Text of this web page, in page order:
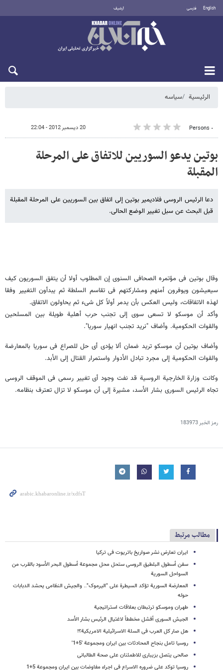
English فارسی أرشيف
الرئيسية سیاسه
٠ Persons 20 ديسمبر 2012 - 22:04
بوتین یدعو السوریین للاتفاق على المرحلة
المقبلة
دعا الرئیس الروسی فلادیمیر بوتین إلى اتفاق بین السوریین على المرحلة المقبلة
قبل البحث عن سبل تغییر الوضع الحالی.
وقال بوتین فی مؤتمره الصحافی السنوی إن المطلوب أولا أن یتفق السوریون کیف
سیعیشون ویوفرون أمنهم ومشارکتهم فی تقاسم السلطة ثم یبدأون التغییر وفقا
لهذه الاتفاقات، ولیس العکس بأن یدمر أولاً کل شیء ثم یحاولون الاتفاق.
وأکد أن موسکو لا تسعى سوى إلى تجنب حرب أهلیة طویلة بین المسلحین
والقوات الحکومیة. وأضاف "نرید تجنب انهیار سوریا".
وأضاف بوتین أن موسکو ترید ضمان ألا یؤدی أی حل للصراع فی سوریا بالمعارضة
والقوات الحکومیة إلى مجرد تبادل الأدوار واستمرار القتال إلى الأبد.
وکانت وزارة الخارجیة الروسیة قد نفت وجود أی تغییر رسمی فی الموقف الروسی
تجاه الرئیس السوری بشار الأسد، مشیرة إلى أن موسکو لا تزال تعترف بنظامه.
رمز الخبر183973
مطالب مرتبط
ایران تعارض نشر صواریخ باتریوت فی ترکیا
سفن أسطول البلطیق الروسی ستحل محل مجموعة أسطول البحر الأسود بالقرب من
السواحل السوریة
المعارضة السوریة تؤکد السیطرة على "الیرموک".. والجیش النظامی یحشد الدبابات
حوله
طهران وموسکو ترتبطان بعلاقات استراتیجیة
الجیش السوری أفشل مخططاً لاغتیال الرئیس بشار الأسد
هل صار کل العرب فی السلة الاسرائیلیة الامریکیة؟!
روسیا تامل بنجاح المحادثات بین ایران ومجموعة '5+1'
صالحی یتصل بزیباری للاطمئنان على صحة الطالبانی
روسیا توکد علی ضروره الاسراع فی اجراء مفاوضات بین ایران ومجموعة 5+1